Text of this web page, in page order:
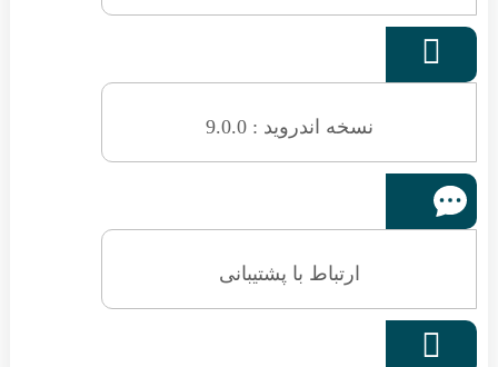

نسخه اندروید : 9.0.0
ارتباط با پشتیبانی
